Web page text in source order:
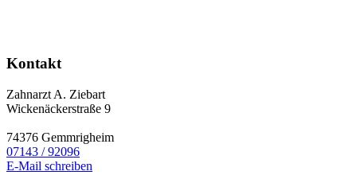
Kontakt
Zahnarzt A. Ziebart
Wickenäckerstraße 9
74376 Gemmrigheim
07143 / 92096
E-Mail schreiben